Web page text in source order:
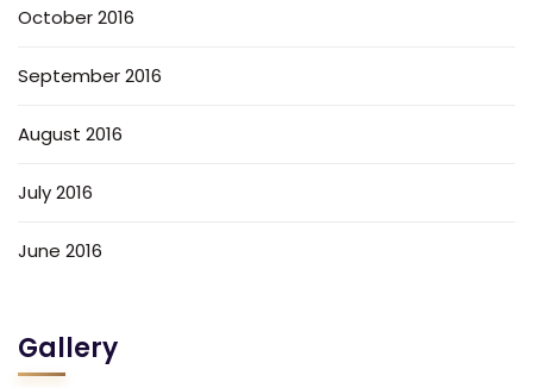
October 2016
September 2016
August 2016
July 2016
June 2016
Gallery